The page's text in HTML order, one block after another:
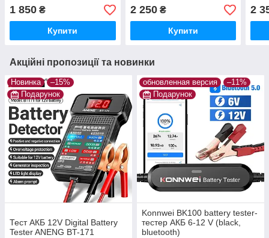
1 850 ₴
Купити
2 250₴
Купити
2
Акційні пропозиції та новинки
Новинка
–15%
Подарунок
Тест АКБ 12V Digital Battery
Tester ANENG BT-171
обновленная версия
–11%
Подарунок
Konnwei BK100 battery tester-
тестер АКБ 6-12 V (black,
bluetooth)